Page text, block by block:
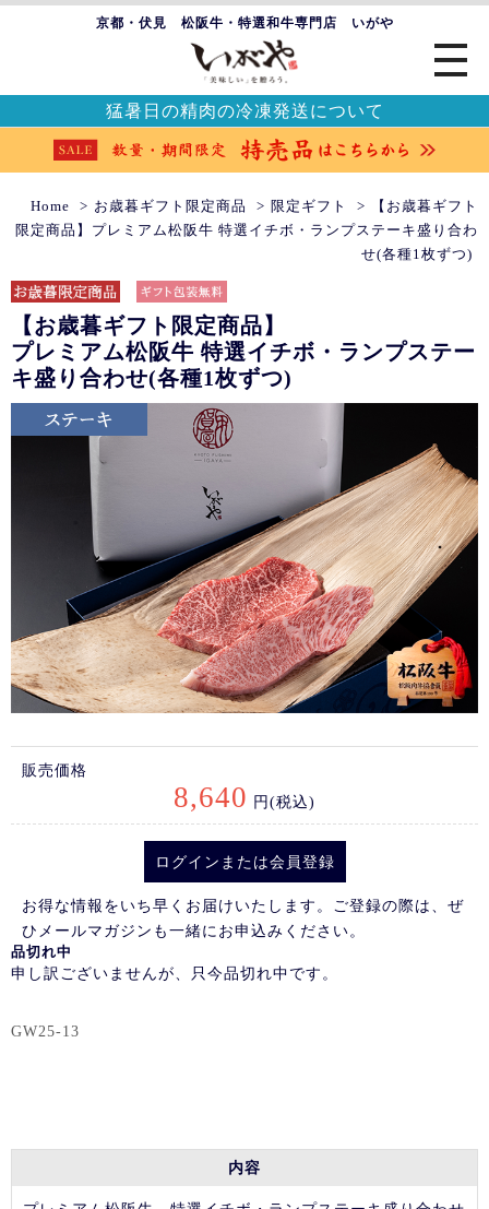
京都・伏見 松阪牛・特選和牛専門店 いがや
猛暑日の精肉の冷凍発送について
Home お歳暮ギフト限定商品 限定ギフト
【お歳暮ギフト
限定商品】プレミアム松阪牛 特選イチボ・ランプステーキ盛り合わ
せ(各種1枚ずつ)
【お歳暮ギフト限定商品】
プレミアム松阪牛 特選イチボ・ランプステー
キ盛り合わせ(各種1枚ずつ)
販売価格
8,640 円(税込)
ログイン または会員登録
お得な情報をいち早くお届けいたします。ご登録の際は、ぜ
ひメールマガジンも一緒にお申込みください。
品切れ中
申し訳ございませんが、只今品切れ中です。
GW25-13
内容